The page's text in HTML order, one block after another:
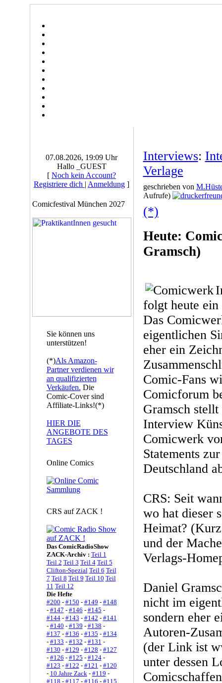
07.08.2026, 19:09 Uhr
Hallo _GUEST
[ Noch kein Account?
Registriere dich | Anmeldung ]
Comicfestival München 2027
Sie können uns
unterstützen!
(*)Als Amazon-
Partner verdienen wir
an qualifizierten
Verkäufen. Die
Comic-Cover sind
Affiliate-Links!(*)
HIER DIE
ANGEBOTE DES
TAGES
Online Comics
CRS auf ZACK !
Das ComicRadioShow
ZACK-Archiv : Teil 1
Teil 2 Teil 3 Teil 4 Teil 5
Clifton-Spezial Teil 6 Teil
7 Teil 8 Teil 9 Teil 10 Teil
11 Teil 12
Die Hefte
#200 - #150 - #149 - #148
- #147 - #146 - #145 -
#144- #143 - #142 - #141
- #140 - #139 - #138 -
#137 - #136 - #135 - #134
- #133 - #132 - #131 -
#130 - #129 - #128 - #127
- #126 - #125 - #124-
#123 - #122 - #121 - #120
- 10 Jahre Zack- #119 -
#118 - #117 - #116 - #115
Interviews:
Verlage
geschrieben von
Aufrufe)
(*)
Heute:
Gramsch)
folgt heute
Das
eigentlichen
eher ein
Comic-Fans
Comicforum
Gramsch
Interview
Comicwerk
Statements
Deutschland
CRS: Seit
wo hat dieser
Heimat?
und der
Verlags-
Daniel
nicht im
sondern eher
Autoren-
(der Link ist
unter dessen